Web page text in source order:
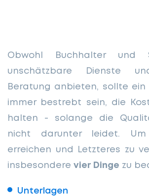
Obwohl Buchhalter und
unschätzbare Dienste
Beratung anbieten, sollte ein
immer bestrebt sein, die
halten - solange die
nicht darunter leidet. Um
erreichen und Letzteres zu
insbesondere vier Dinge zu
Unterlagen